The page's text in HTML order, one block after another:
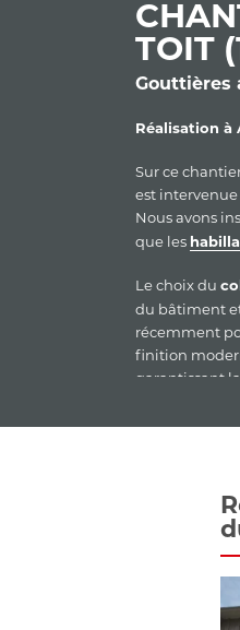
TOIT
Gouttières
Réalisation à
Sur ce
est intervenue
Nous avons
que les
Le choix du
du bâtiment
récemment
finition
garantissant